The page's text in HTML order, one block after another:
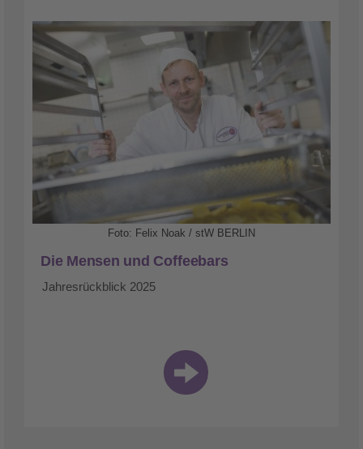
Foto: Felix Noak / stW BERLIN
Die Mensen und Coffeebars
Jahresrückblick 2025